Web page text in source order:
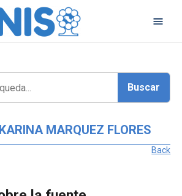
MARQUEZ FLORES
Back